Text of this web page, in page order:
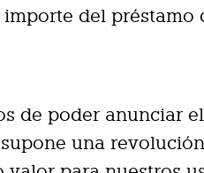
del préstamo
de poder anunciar
supone una